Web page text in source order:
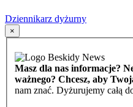
Dziennikarz dyżurny
×
Masz dla nas informacje?
ważnego? Chcesz, aby
nam znać. Dyżurujemy całą